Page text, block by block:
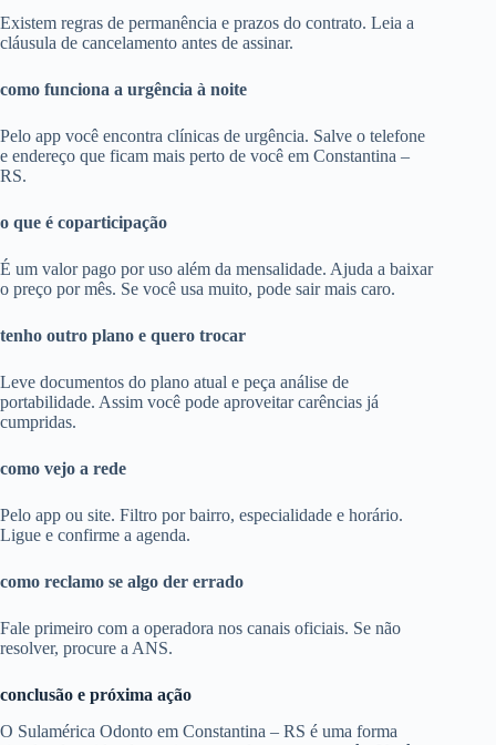
Existem regras de permanência e prazos do contrato. Leia a
cláusula de cancelamento antes de assinar.
como funciona a urgência à noite
Pelo app você encontra clínicas de urgência. Salve o telefone
e endereço que ficam mais perto de você em Constantina –
RS.
o que é coparticipação
É um valor pago por uso além da mensalidade. Ajuda a baixar
o preço por mês. Se você usa muito, pode sair mais caro.
tenho outro plano e quero trocar
Leve documentos do plano atual e peça análise de
portabilidade. Assim você pode aproveitar carências já
cumpridas.
como vejo a rede
Pelo app ou site. Filtro por bairro, especialidade e horário.
Ligue e confirme a agenda.
como reclamo se algo der errado
Fale primeiro com a operadora nos canais oficiais. Se não
resolver, procure a ANS.
conclusão e próxima ação
O Sulamérica Odonto em Constantina – RS é uma forma